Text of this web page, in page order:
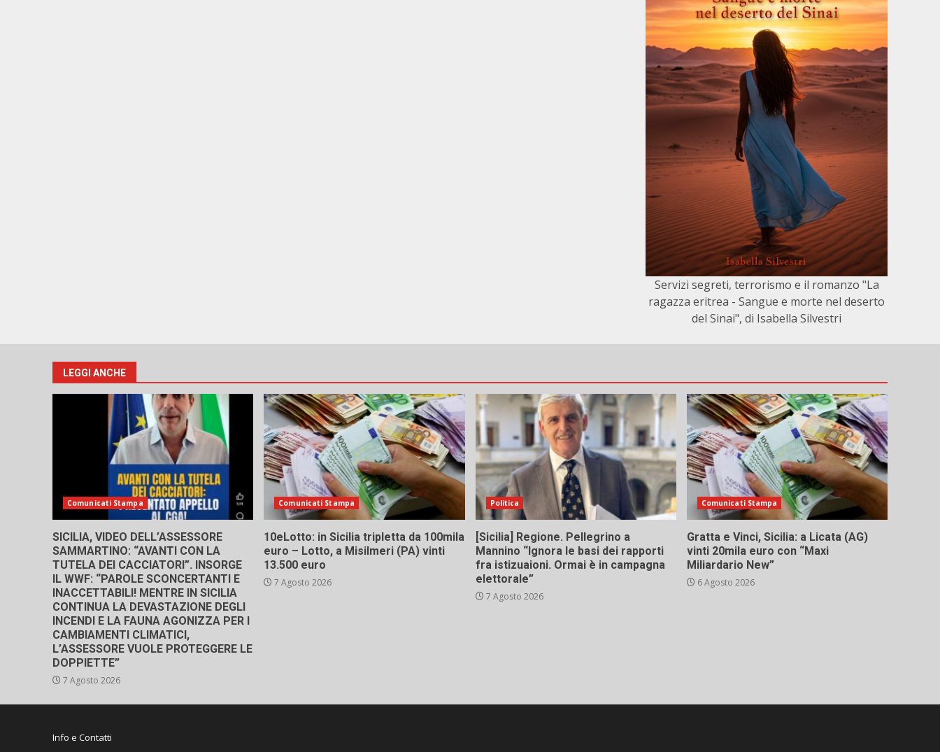
Servizi segreti, terrorismo e il romanzo "La
ragazza eritrea - Sangue e morte nel deserto
del Sinai", di Isabella Silvestri
LEGGI ANCHE
Comunicati Stampa
SICILIA, VIDEO DELL’ASSESSORE
SAMMARTINO: “AVANTI CON LA
TUTELA DEI CACCIATORI”. INSORGE
IL WWF: “PAROLE SCONCERTANTI E
INACCETTABILI! MENTRE IN SICILIA
CONTINUA LA DEVASTAZIONE DEGLI
INCENDI E LA FAUNA AGONIZZA PER I
CAMBIAMENTI CLIMATICI,
L’ASSESSORE VUOLE PROTEGGERE LE
DOPPIETTE”
7 Agosto 2026
Comunicati Stampa
10eLotto: in Sicilia tripletta da 100mila
euro – Lotto, a Misilmeri (PA) vinti
13.500 euro
7 Agosto 2026
Politica
[Sicilia] Regione. Pellegrino a
Mannino “Ignora le basi dei rapporti
fra istizuaioni. Ormai è in campagna
elettorale”
7 Agosto 2026
Comunicati Stampa
Gratta e Vinci, Sicilia: a Licata (AG)
vinti 20mila euro con “Maxi
Miliardario New”
6 Agosto 2026
Info e Contatti